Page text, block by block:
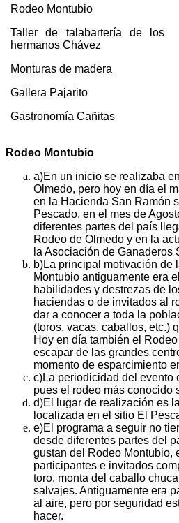
Rodeo Montubio
Taller de talabartería de los
hermanos Chávez
Monturas de madera
Gallera Pajarito
Gastronomía Cañitas
Rodeo Montubio
a)En un inicio se realizaba
Olmedo, pero hoy en día el
en la Hacienda San Ramón
Pescado, en el mes de
diferentes partes del país
Rodeo de Olmedo y en la
la Asociación de Ganaderos
b)La principal motivación de
Montubio antiguamente era
habilidades y destrezas de
haciendas o de invitados al
dar a conocer a toda la
(toros, vacas, caballos, etc.)
Hoy en día también el
escapar de las grandes
momento de esparcimiento
c)La periodicidad del evento
pues el rodeo más conocido
d)El lugar de realización es
localizada en el sitio El
e)El programa a seguir no
desde diferentes partes del
gustan del Rodeo Montubio,
participantes e invitados
toro, monta del caballo
salvajes. Antiguamente era
al aire, pero por seguridad
hacer.